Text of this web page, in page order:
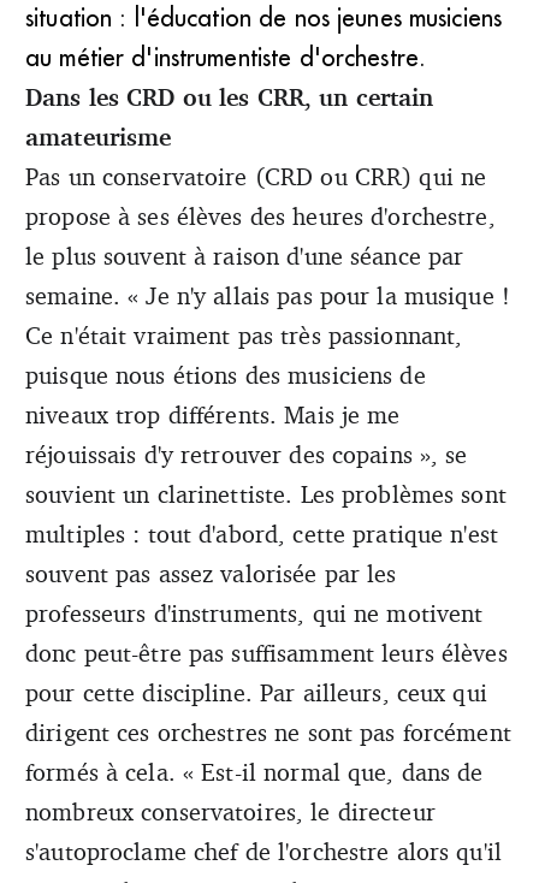
situation : l'éducation de nos jeunes musiciens
au métier d'instrumentiste d'orchestre.
Dans les CRD ou les CRR, un certain
amateurisme
Pas un conservatoire (CRD ou CRR) qui ne
propose à ses élèves des heures d'orchestre,
le plus souvent à raison d'une séance par
semaine. « Je n'y allais pas pour la musique !
Ce n'était vraiment pas très passionnant,
puisque nous étions des musiciens de
niveaux trop différents. Mais je me
réjouissais d'y retrouver des copains », se
souvient un clarinettiste. Les problèmes sont
multiples : tout d'abord, cette pratique n'est
souvent pas assez valorisée par les
professeurs d'instruments, qui ne motivent
donc peut-être pas suffisamment leurs élèves
pour cette discipline. Par ailleurs, ceux qui
dirigent ces orchestres ne sont pas forcément
formés à cela. « Est-il normal que, dans de
nombreux conservatoires, le directeur
s'autoproclame chef de l'orchestre alors qu'il